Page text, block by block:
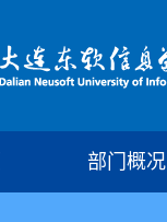
部门概况